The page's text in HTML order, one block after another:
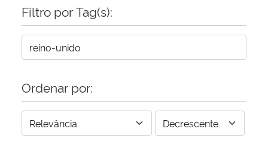
Secretaria-Geral
Gabinete de Segurança Institucional
Advocacia-Geral da União
Filtro por Tag(s):
Ordenar por: